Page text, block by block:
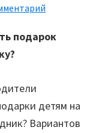
подарок
детям на
Вариантов